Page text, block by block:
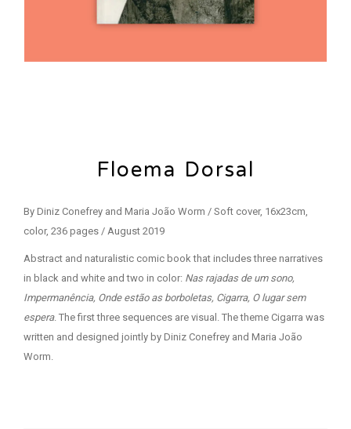
Floema Dorsal
By Diniz Conefrey and Maria João Worm / Soft cover, 16x23cm,
color, 236 pages / August 2019
Abstract and naturalistic comic book that includes three narratives
in black and white and two in color: Nas rajadas de um sono,
Impermanência, Onde estão as borboletas, Cigarra, O lugar sem
espera. The first three sequences are visual. The theme Cigarra was
written and designed jointly by Diniz Conefrey and Maria João
Worm.